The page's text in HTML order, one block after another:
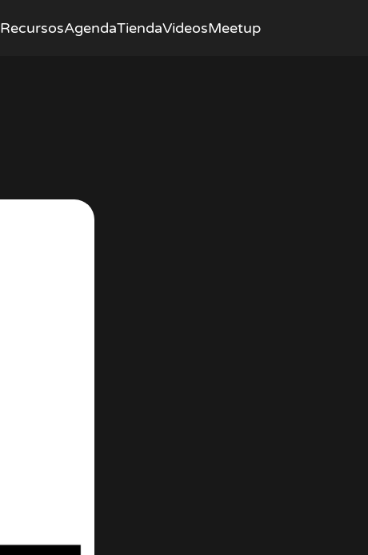
RecursosAgendaTiendaVideosMeetup